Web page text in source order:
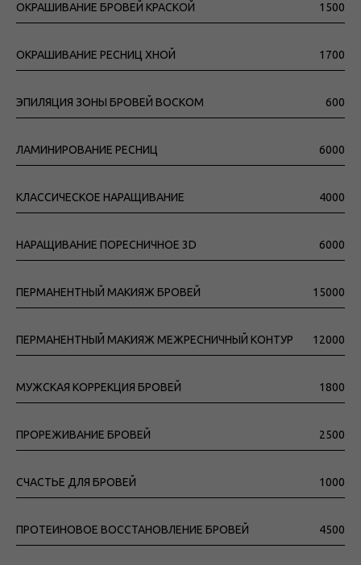
ОКРАШИВАНИЕ БРОВЕЙ КРАСКОЙ 1500
ОКРАШИВАНИЕ РЕСНИЦ ХНОЙ 1700
ЭПИЛЯЦИЯ ЗОНЫ БРОВЕЙ ВОСКОМ 600
ЛАМИНИРОВАНИЕ РЕСНИЦ 6000
КЛАССИЧЕСКОЕ НАРАЩИВАНИЕ 4000
НАРАЩИВАНИЕ ПОРЕСНИЧНОЕ 3D 6000
ПЕРМАНЕНТНЫЙ МАКИЯЖ БРОВЕЙ 15000
ПЕРМАНЕНТНЫЙ МАКИЯЖ МЕЖРЕСНИЧНЫЙ КОНТУР 12000
МУЖСКАЯ КОРРЕКЦИЯ БРОВЕЙ 1800
ПРОРЕЖИВАНИЕ БРОВЕЙ 2500
СЧАСТЬЕ ДЛЯ БРОВЕЙ 1000
ПРОТЕИНОВОЕ ВОССТАНОВЛЕНИЕ БРОВЕЙ 4500